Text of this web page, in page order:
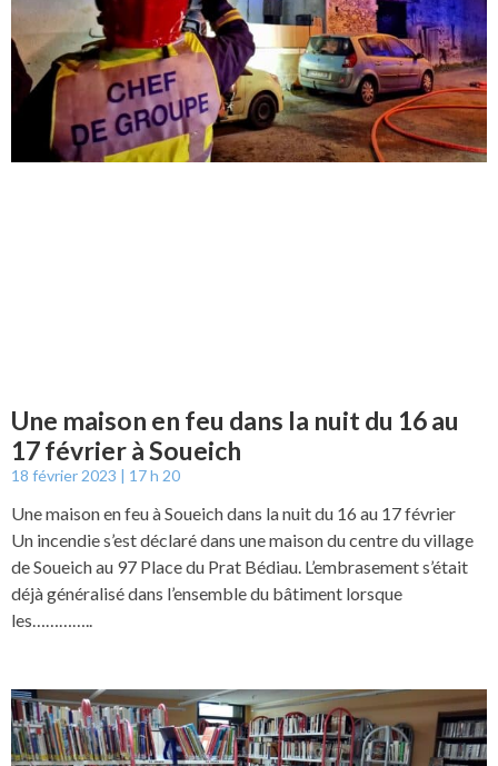
Une maison en feu dans la nuit du 16 au
17 février à Soueich
18 février 2023 17 h 20
Une maison en feu à Soueich dans la nuit du 16 au 17 février
Un incendie s’est déclaré dans une maison du centre du village
de Soueich au 97 Place du Prat Bédiau. L’embrasement s’était
déjà généralisé dans l’ensemble du bâtiment lorsque
les…………..